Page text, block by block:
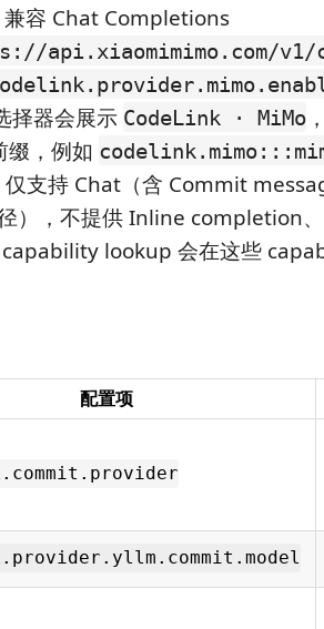
容 Chat Completions
api.xiaomimimo.com/v1/
择器会展示 CodeLink · MiMo
，例如
支持 Chat（含 Commit
），不提供 Inline completion
lookup 会在这些
配置项